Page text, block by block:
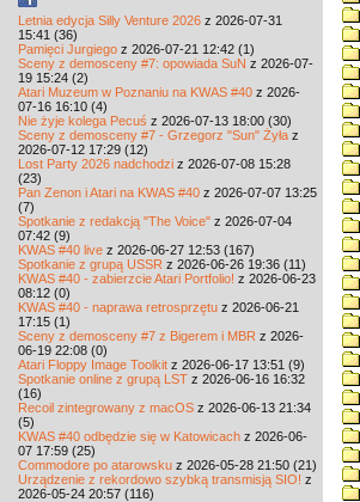
Letnia edycja Silly Venture 2026 z 2026-07-31
15:41 (36)
Pamięci Jurgiego z 2026-07-21 12:42 (1)
Sceny z demosceny #7: opowiada SuN z 2026-07-
19 15:24 (2)
Atari Muzeum w Poznaniu na KWAS #40 z 2026-
07-16 16:10 (4)
Nie żyje kolega Pecuś z 2026-07-13 18:00 (30)
Sceny z demosceny #7 - Grzegorz "Sun" Żyła z
2026-07-12 17:29 (12)
Lost Party 2026 nadchodzi z 2026-07-08 15:28
(23)
Pan Zenon i Atari na KWAS #40 z 2026-07-07 13:25
(7)
Spotkanie z redakcją "The Voice" z 2026-07-04
07:42 (9)
KWAS #40 live z 2026-06-27 12:53 (167)
Spotkanie z grupą USSR z 2026-06-26 19:36 (11)
KWAS #40 - zabierzcie Atari Portfolio! z 2026-06-23
08:12 (0)
KWAS #40 - naprawa retrosprzętu z 2026-06-21
17:15 (1)
Sceny z demosceny #7 z Bigerem i MBR z 2026-
06-19 22:08 (0)
Atari Floppy Image Toolkit z 2026-06-17 13:51 (9)
Spotkanie online z grupą LST z 2026-06-16 16:32
(16)
Recoil zintegrowany z macOS z 2026-06-13 21:34
(5)
KWAS #40 odbędzie się w Katowicach z 2026-06-
07 17:59 (25)
Commodore po atarowsku z 2026-05-28 21:50 (21)
Urządzenie z rekordowo szybką transmisją SIO! z
2026-05-24 20:57 (116)